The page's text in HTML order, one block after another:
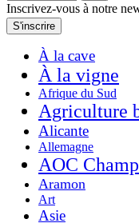
Inscrivez-vous à notre
À la cave
À la vigne
Afrique du Sud
Agriculture
Alicante
Allemagne
AOC
Aramon
Art
Asie